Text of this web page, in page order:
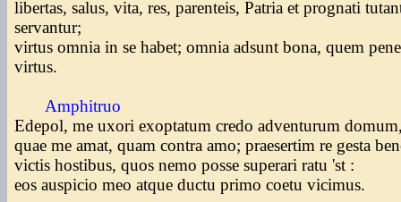
libertas, salus, vita, res, parenteis, Patria et prognati
servantur;
virtus omnia in se habet; omnia adsunt bona, quem
virtus.
Amphitruo
Edepol, me uxori exoptatum credo adventurum
quae me amat, quam contra amo; praesertim re gesta
victis hostibus, quos nemo posse superari ratu 'st :
eos auspicio meo atque ductu primo coetu vicimus.